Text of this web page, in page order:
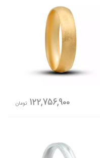
122,756,900 تومان